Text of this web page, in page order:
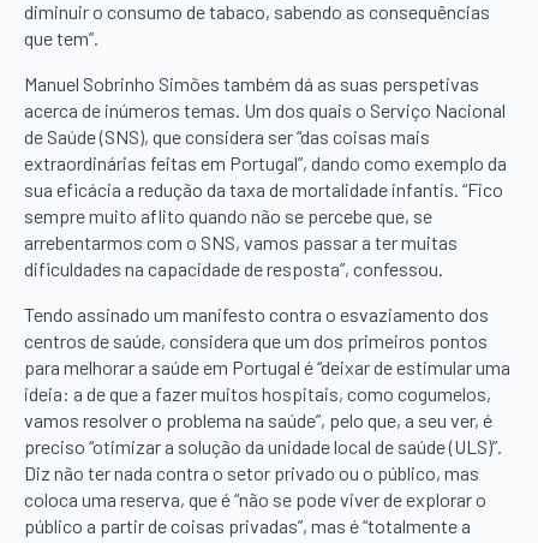
diminuir o consumo de tabaco, sabendo as consequências
que tem”.
Manuel Sobrinho Simões também dá as suas perspetivas
acerca de inúmeros temas. Um dos quais o Serviço Nacional
de Saúde (SNS), que considera ser “das coisas mais
extraordinárias feitas em Portugal”, dando como exemplo da
sua eficácia a redução da taxa de mortalidade infantis. “Fico
sempre muito aflito quando não se percebe que, se
arrebentarmos com o SNS, vamos passar a ter muitas
dificuldades na capacidade de resposta”, confessou.
Tendo assinado um manifesto contra o esvaziamento dos
centros de saúde, considera que um dos primeiros pontos
para melhorar a saúde em Portugal é “deixar de estimular uma
ideia: a de que a fazer muitos hospitais, como cogumelos,
vamos resolver o problema na saúde”, pelo que, a seu ver, é
preciso “otimizar a solução da unidade local de saúde (ULS)”.
Diz não ter nada contra o setor privado ou o público, mas
coloca uma reserva, que é “não se pode viver de explorar o
público a partir de coisas privadas”, mas é “totalmente a